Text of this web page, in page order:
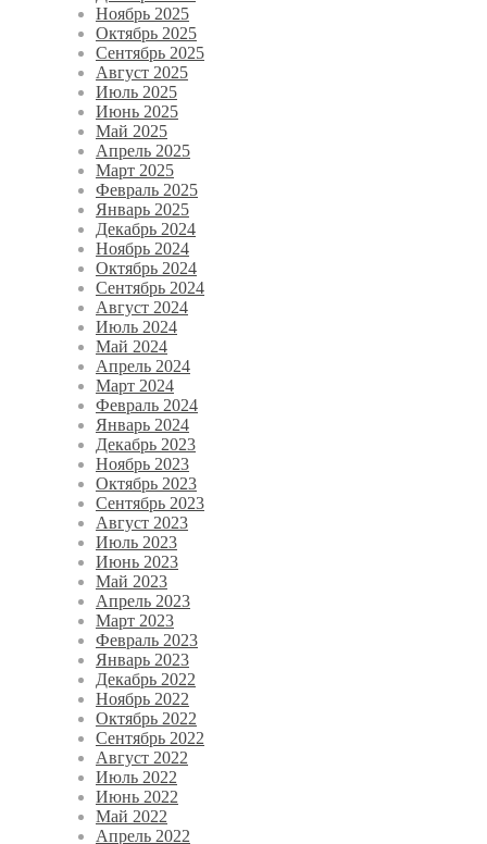
Ноябрь 2025
Октябрь 2025
Сентябрь 2025
Август 2025
Июль 2025
Июнь 2025
Май 2025
Апрель 2025
Март 2025
Февраль 2025
Январь 2025
Декабрь 2024
Ноябрь 2024
Октябрь 2024
Сентябрь 2024
Август 2024
Июль 2024
Май 2024
Апрель 2024
Март 2024
Февраль 2024
Январь 2024
Декабрь 2023
Ноябрь 2023
Октябрь 2023
Сентябрь 2023
Август 2023
Июль 2023
Июнь 2023
Май 2023
Апрель 2023
Март 2023
Февраль 2023
Январь 2023
Декабрь 2022
Ноябрь 2022
Октябрь 2022
Сентябрь 2022
Август 2022
Июль 2022
Июнь 2022
Май 2022
Апрель 2022